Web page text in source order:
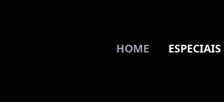
HOME ESPECIAIS